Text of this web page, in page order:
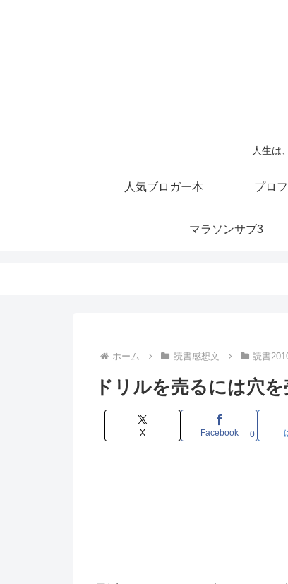
人生は
人気ブロガー本 プロ
マラソンサブ3
ホーム 読書感想文 読書
ドリルを売るには穴を
X Facebook 0